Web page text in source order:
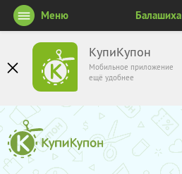
КупиКупон
Мобильное приложение
ещё удобнее
Меню Балашиха